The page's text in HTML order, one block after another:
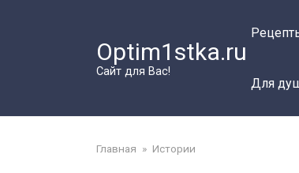
Optim1stka.ru
Сайт для Вас!
Для
Главная » Истории